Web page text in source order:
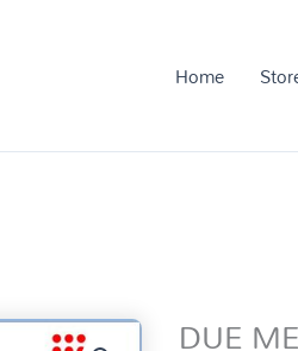
Home
DUE